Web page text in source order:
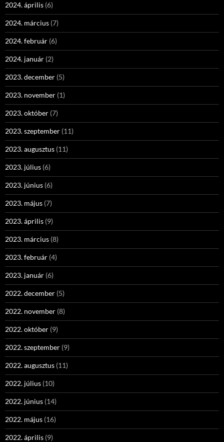
2024. április (6)
2024. március (7)
2024. február (6)
2024. január (2)
2023. december (5)
2023. november (1)
2023. október (7)
2023. szeptember (11)
2023. augusztus (11)
2023. július (6)
2023. június (6)
2023. május (7)
2023. április (9)
2023. március (8)
2023. február (4)
2023. január (6)
2022. december (5)
2022. november (8)
2022. október (9)
2022. szeptember (9)
2022. augusztus (11)
2022. július (10)
2022. június (14)
2022. május (16)
2022. április (9)